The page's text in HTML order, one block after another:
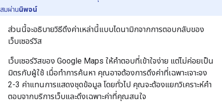
สมผ่านนิพจน์
ส่วนนี้จะอธิบายวิธีดึงค่าเหล่านี้แบบไดนามิกจากการตอบกลับของ
เว็บเซอร์วิส
เว็บเซอร์วิสของ Google Maps ให้คำตอบที่เข้าใจง่าย แต่ไม่ค่อยเป็น
มิตรกับผู้ใช้ เมื่อทำการค้นหา คุณอาจต้องการดึงค่าที่เฉพาะเจาะจง
2-3 ค่าแทนการแสดงชุดข้อมูล โดยทั่วไป คุณจะต้องแยกวิเคราะห์คํา
ตอบจากบริการเว็บและดึงเฉพาะค่าที่คุณสนใจ